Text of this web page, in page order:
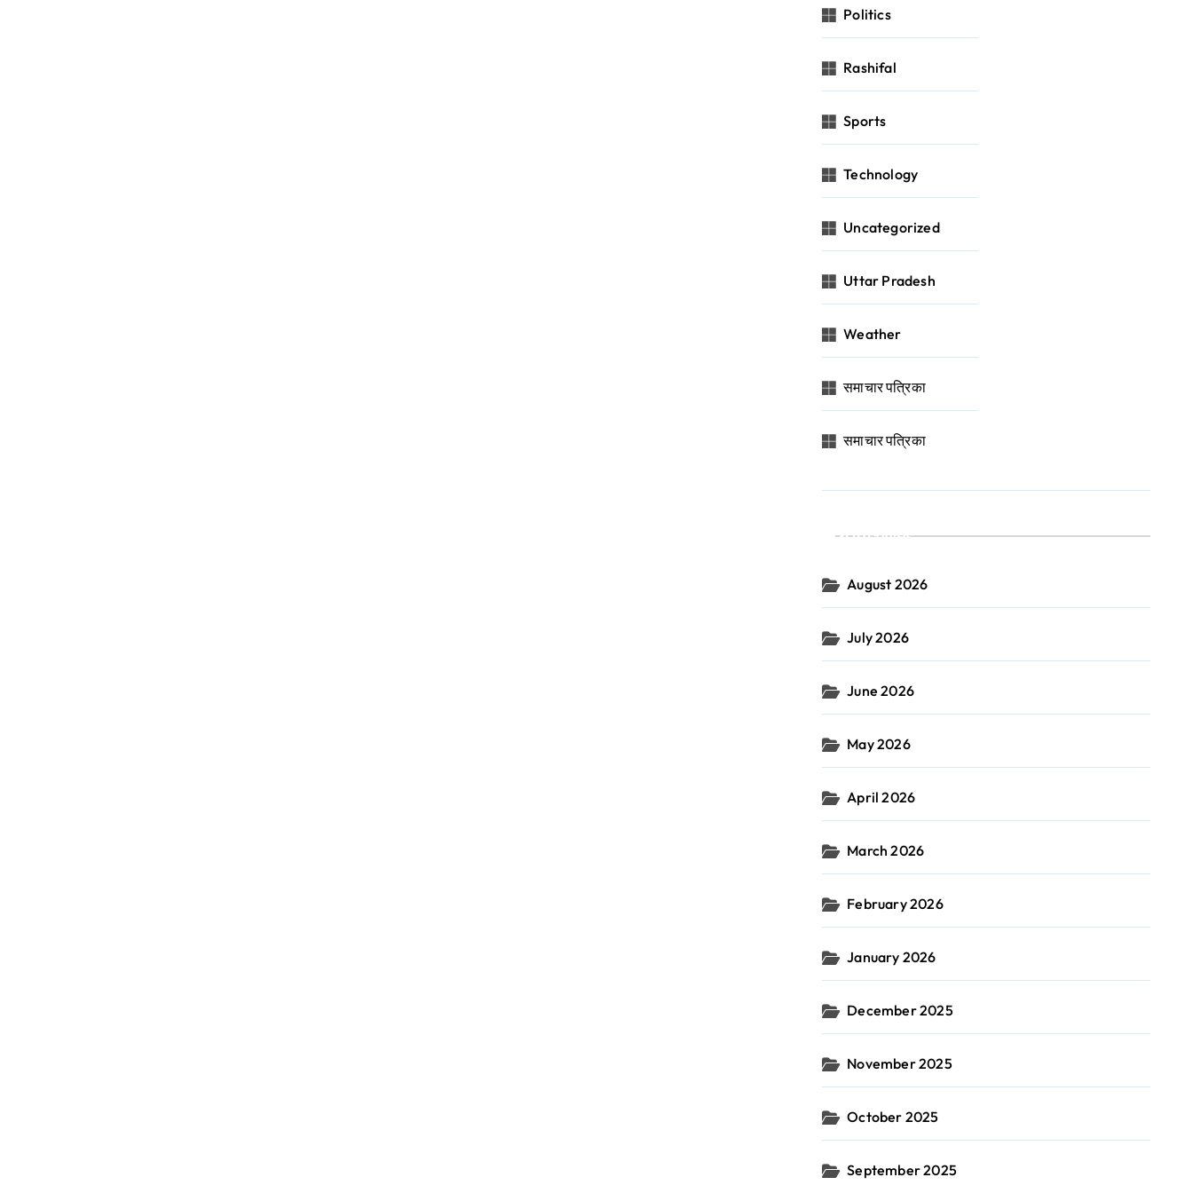
Politics
Rashifal
Sports
Technology
Uncategorized
Uttar Pradesh
Weather
समाचार पत्रिका
समाचार पत्रिका
Archives
August 2026
July 2026
June 2026
May 2026
April 2026
March 2026
February 2026
January 2026
December 2025
November 2025
October 2025
September 2025